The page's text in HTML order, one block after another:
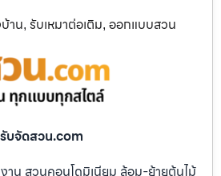
าน, รับเหมาต่อเติม, ออกแบบสวน
รับจัดสวน.com
น สวนคอนโดมิเนียม ล้อม-ย้ายต้นไม้